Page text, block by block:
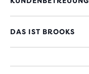
DAS IST BROOKS